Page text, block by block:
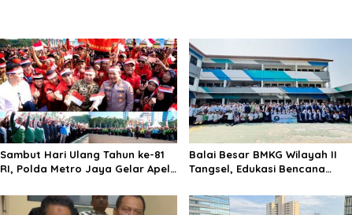
Sambut Hari Ulang Tahun ke-81
RI, Polda Metro Jaya Gelar Apel
Balai Besar BMKG Wilayah II
Tangsel, Edukasi Bencana
kepada pelajar UPTD SMPN 23